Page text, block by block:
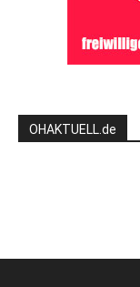
OHAKTUELL.de